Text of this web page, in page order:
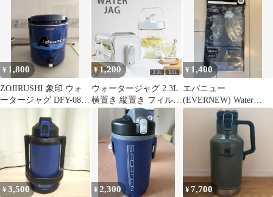
¥ 1,800
ZOJIRUSHI 象印 ウォ
ータージャグ DFY-08N
¥1,200
ウォータージャグ 2.3L
横置き 縦置き フィルタ
ー付き 目盛 広口
¥ 1,400
エバニュー
(EVERNEW) Water
carry 900ml Grey
¥3,500 ¥2,300 ¥7,700